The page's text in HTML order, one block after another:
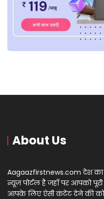
About Us
Aagaazfirstnews.com देश
न्यूज़ पोर्टल है जहाँ पर आपको
आपके लिए ऐसी कंटेंट देने की